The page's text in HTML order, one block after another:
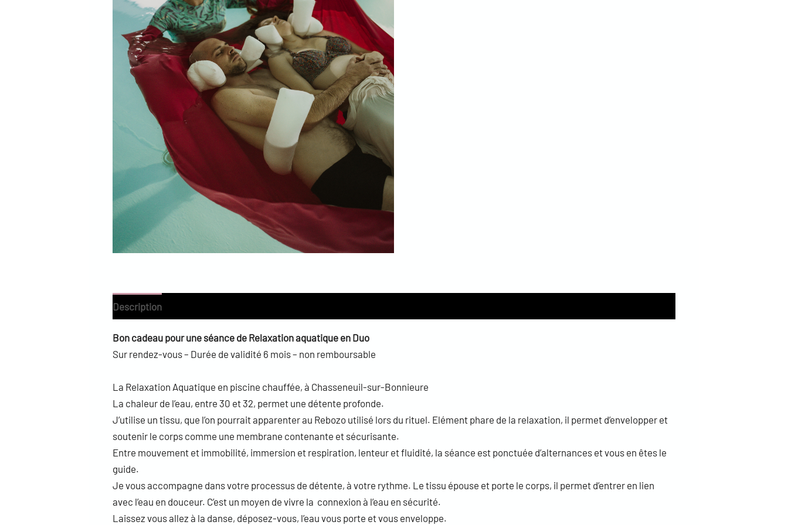
Description
Bon cadeau pour une séance de Relaxation aquatique en Duo
Sur rendez-vous – Durée de validité 6 mois – non remboursable
La Relaxation Aquatique en piscine chauffée, à Chasseneuil-sur-Bonnieure
La chaleur de l’eau, entre 30 et 32, permet une détente profonde.
J’utilise un tissu, que l’on pourrait apparenter au Rebozo utilisé lors du rituel. Elément phare de la relaxation, il permet d’envelopper et
soutenir le corps comme une membrane contenante et sécurisante.
Entre mouvement et immobilité, immersion et respiration, lenteur et fluidité, la séance est ponctuée d’alternances et vous en êtes le
guide.
Je vous accompagne dans votre processus de détente, à votre rythme. Le tissu épouse et porte le corps, il permet d’entrer en lien
avec l’eau en douceur. C’est un moyen de vivre la connexion à l’eau en sécurité.
Laissez vous allez à la danse, déposez-vous, l’eau vous porte et vous enveloppe.